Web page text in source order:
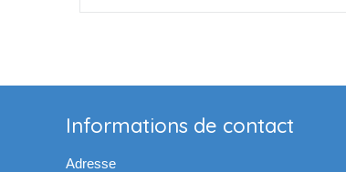
Informations de contact
Adresse